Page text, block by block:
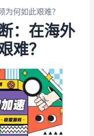
为何如此艰难？
：在海外
难？